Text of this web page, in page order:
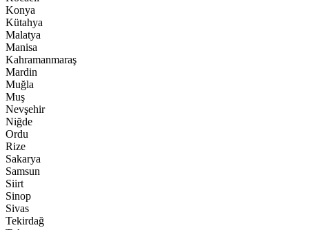
Konya
Kütahya
Malatya
Manisa
Kahramanmaraş
Mardin
Muğla
Muş
Nevşehir
Niğde
Ordu
Rize
Sakarya
Samsun
Siirt
Sinop
Sivas
Tekirdağ